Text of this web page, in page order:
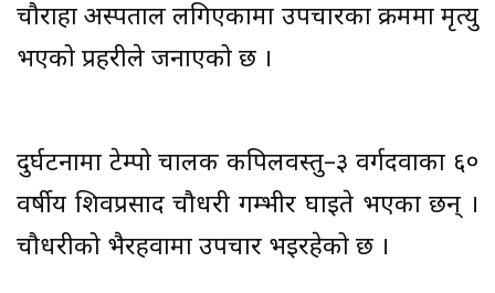
चौराहा अस्पताल लगिएकामा उपचारका क्रममा मृत्यु
भएको प्रहरीले जनाएको छ ।
दुर्घटनामा टेम्पो चालक कपिलवस्तु–३ वर्गदवाका ६०
वर्षीय शिवप्रसाद चौधरी गम्भीर घाइते भएका छन् ।
चौधरीको भैरहवामा उपचार भइरहेको छ ।